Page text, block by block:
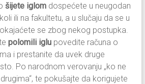
šijete iglomdospećete u neugodan
ili na fakultetu, a u slučaju da se u
se zbog nekog postupka.
polomili iglu povedite računa o
i prestanite da uvek druge
Po narodnom verovanju „ko ne
te pokušajte da korigujete